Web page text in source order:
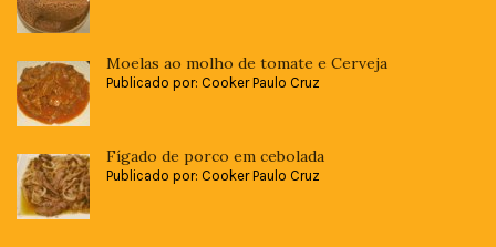
Moelas ao molho de tomate e Cerveja
Publicado por: Cooker Paulo Cruz
Fígado de porco em cebolada
Publicado por: Cooker Paulo Cruz